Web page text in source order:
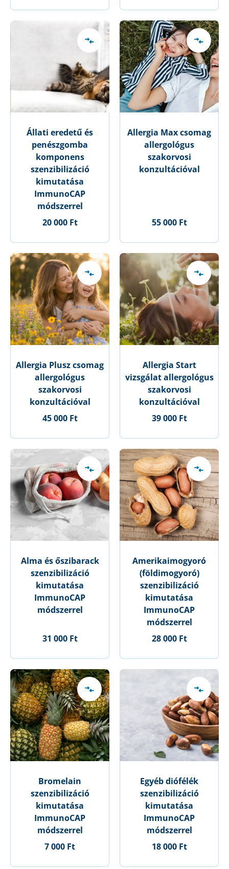
Állati eredetű és
penészgomba
komponens
szenzibilizáció
kimutatása
ImmunoCAP
módszerrel
20 000 Ft
Allergia Max csomag
allergológus
szakorvosi
konzultációval
55 000 Ft
Allergia Plusz csomag
allergológus
szakorvosi
konzultációval
45 000 Ft
Allergia Start
vizsgálat allergológus
szakorvosi
konzultációval
39 000 Ft
Alma és őszibarack
szenzibilizáció
kimutatása
ImmunoCAP
módszerrel
31 000 Ft
Amerikaimogyoró
(földimogyoró)
szenzibilizáció
kimutatása
ImmunoCAP
módszerrel
28 000 Ft
Bromelain
szenzibilizáció
kimutatása
ImmunoCAP
módszerrel
7 000 Ft
Egyéb diófélék
szenzibilizáció
kimutatása
ImmunoCAP
módszerrel
18 000 Ft